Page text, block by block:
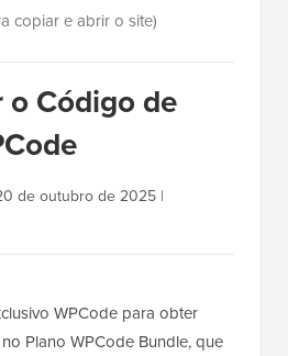
copiar e abrir o site)
o Código de
de outubro de 2025 |
WPCode para obter
no Plano WPCode Bundle, que